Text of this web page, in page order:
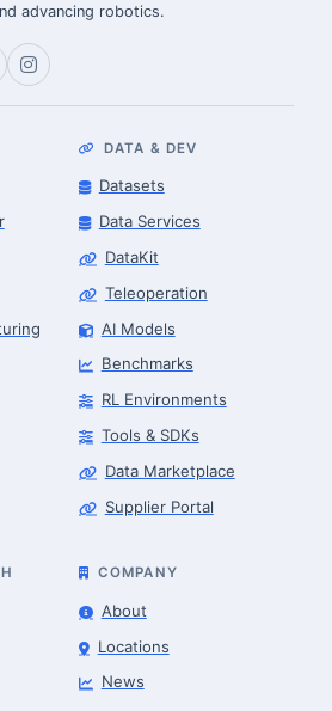
advancing robotics.
DATA & DEV
Datasets
Data Services
DataKit
Teleoperation
AI Models
Benchmarks
RL Environments
Tools & SDKs
Data Marketplace
Supplier Portal
COMPANY
About
Locations
News